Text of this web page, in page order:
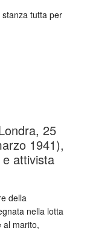
25
1941),
attivista
della
nella lotta
al marito,